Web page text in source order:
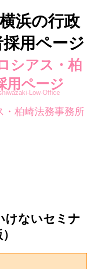
浜の行政
用ページ
シアス・柏
用ページ
Low-Office
柏崎法務事務所
けないセミナ